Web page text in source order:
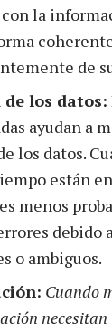
la
de
los datos:
ayudan a
los datos.
están
menos
debido
o ambiguos.
Cuando